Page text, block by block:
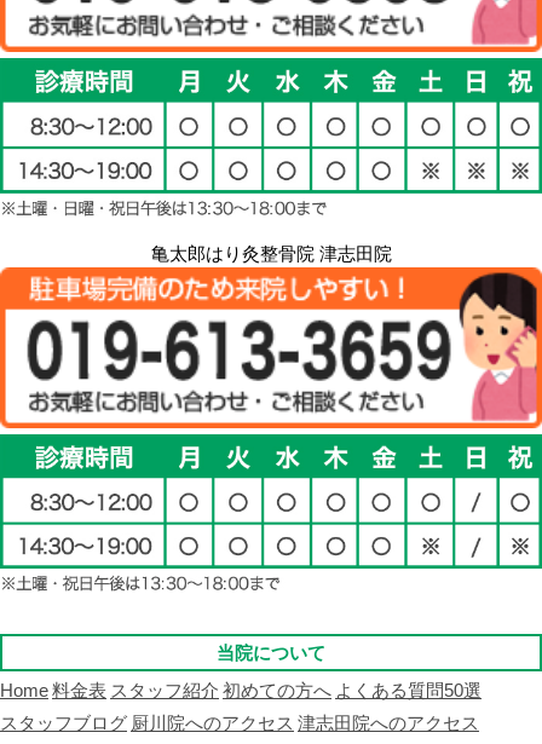
亀太郎はり灸整骨院 津志田院
当院について
Home料金表 スタッフ紹介 初めての方へ よくある質問50選
スタッフブログ 厨川院へのアクセス 津志田院へのアクセス